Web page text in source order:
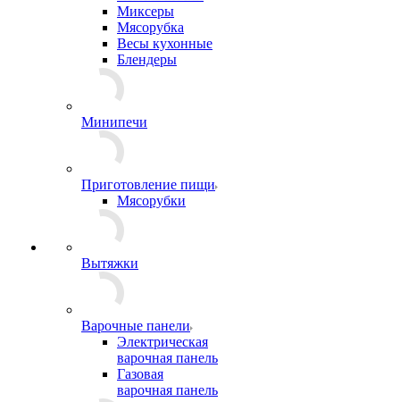
Миксеры
Мясорубка
Весы кухонные
Блендеры
Минипечи
Приготовление пищи
Мясорубки
Вытяжки
Варочные панели
Электрическая
варочная панель
Газовая
варочная панель